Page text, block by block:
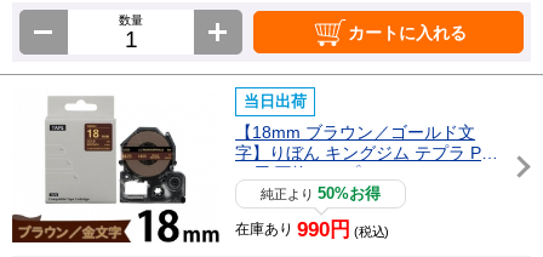
数量
カートに入れる
当日出荷
【18mm ブラウン／ゴールド文
字】りぼん キングジム テプラ PR
O 用 互換テープカートリッジ / SF
R18AZ
純正より50%お得
在庫あり 990円 (税込)